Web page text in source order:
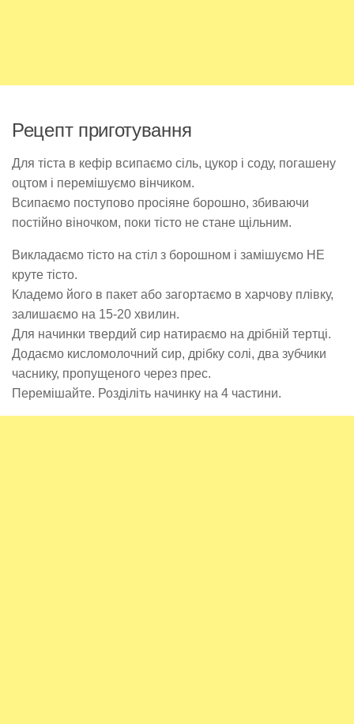
Рецепт приготування
Для тіста в кефір всипаємо сіль, цукор і соду, погашену
оцтом і перемішуємо вінчиком.
Всипаємо поступово просіяне борошно, збиваючи
постійно віночком, поки тісто не стане щільним.
Викладаємо тісто на стіл з борошном і замішуємо НЕ
круте тісто.
Кладемо його в пакет або загортаємо в харчову плівку,
залишаємо на 15-20 хвилин.
Для начинки твердий сир натираємо на дрібній тертці.
Додаємо кисломолочний сир, дрібку солі, два зубчики
часнику, пропущеного через прес.
Перемішайте. Розділіть начинку на 4 частини.